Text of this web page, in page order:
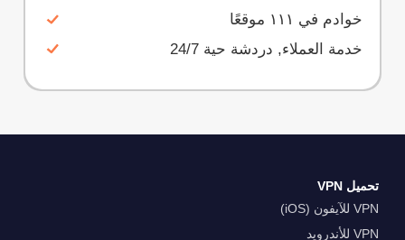
خوادم في ١١١ موقعًا
خدمة العملاء, دردشة حية 24/7
تحميل VPN
VPN للآيفون (iOS)
VPN للأندرويد